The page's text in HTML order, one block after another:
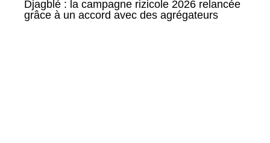
Djagblé : la campagne rizicole 2026 relancée
grâce à un accord avec des agrégateurs